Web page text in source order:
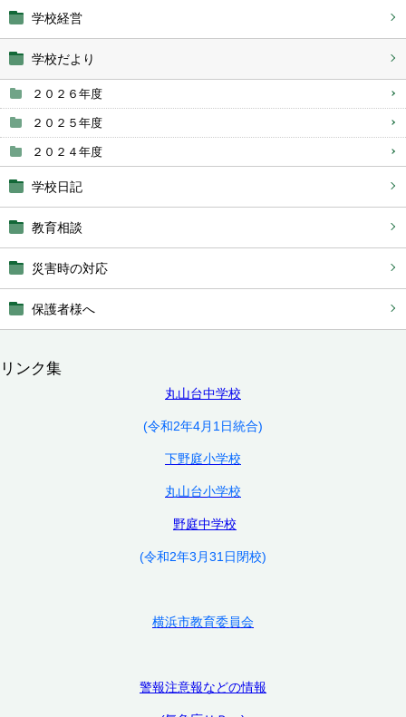
学校経営
学校だより
２０２６年度
２０２５年度
２０２４年度
学校日記
教育相談
災害時の対応
保護者様へ
リンク集
丸山台中学校
(令和2年4月1日統合)
下野庭小学校
丸山台小学校
野庭中学校
(令和2年3月31日閉校)
横浜市教育委員会
警報注意報などの情報